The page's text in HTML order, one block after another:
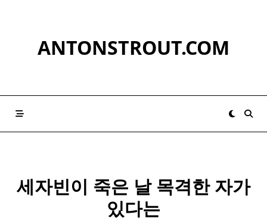
ANTONSTROUT.COM
세자빈이 죽은 날 목격한 자가
있다는